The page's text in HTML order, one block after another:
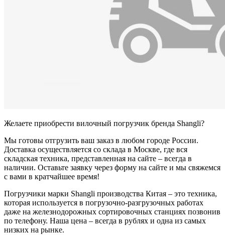
Желаете приобрести вилочный погрузчик бренда Shangli?
Мы готовы отгрузить ваш заказ в любом городе России.
Доставка осуществляется со склада в Москве, где вся
складская техника, представленная на сайте – всегда в
наличии. Оставьте заявку через форму на сайте и мы свяжемся
с вами в кратчайшее время!
Погрузчики марки Shangli производства Китая – это техника,
которая используется в погрузочно-разгрузочных работах
даже на железнодорожных сортировочных станциях позвонив
по телефону. Наша цена – всегда в рублях и одна из самых
низких на рынке.